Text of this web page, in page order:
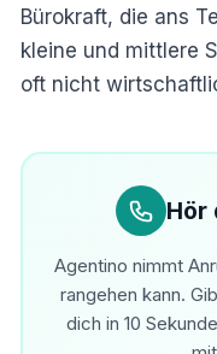
Bürokraft, die ans
kleine und mittlere
oft nicht
Hör
Agentino nimmt
rangehen kann.
dich in 10